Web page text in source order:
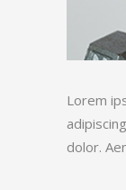
Lorem
dolor.